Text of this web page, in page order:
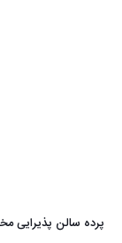
پرده سالن پذیرایی